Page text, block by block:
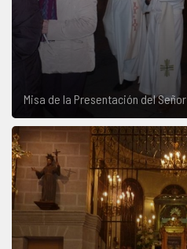
Misa de la Presentación del Señor